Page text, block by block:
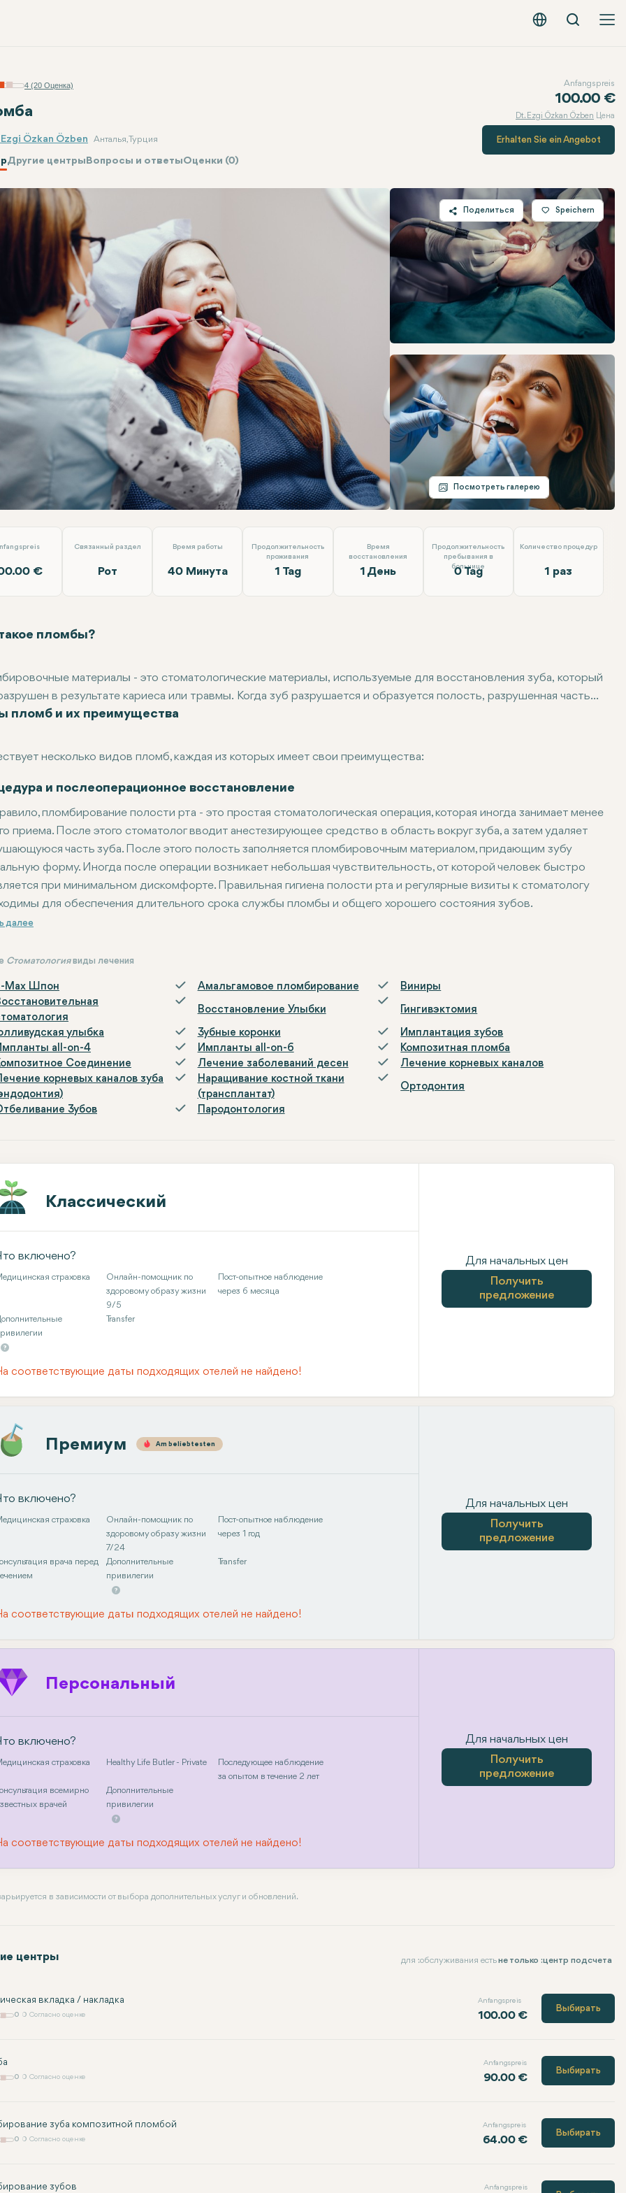
Русский - EUR
Вызов
4 (20 Оценка)
Özkan Özben Анталья, Турция
Другие центрыВопросы и ответыОценки (0)
Anfangspreis
100.00 €
Dt. Ezgi Özkan Özben Цена
Erhalten Sie ein Angebot
Поделиться
Twitter
Facebook
Linkedin
WhatsApp
Telegram
Электронная почта
Speichern
Посмотреть галерею
€
Связанный раздел
Рот
Время работы
40 Минута
Продолжительность
проживания
1 Tag
Время
восстановления
1 День
Продолжительность
пребывания в
больнице
0 Tag
Количество процедур
1 раз
пломбы?
материалы - это стоматологические материалы, используемые для восстановления зуба, который
в результате кариеса или травмы. Когда зуб разрушается и образуется полость, разрушенная часть
а образовавшееся пространство заполняется восстановительным материалом. Пломбы не только
Наиболее распространенные пломбировочные материалы содержат амальгаму, композитные смолы,
пломб и их преимущества
несколько видов пломб, каждая из которых имеет свои преимущества:
из амальгамыизготавливаются из смеси металлов. Они прочные, но по разумной цене, однако не совсем
пломбы
прочны и долговечны, поэтому их изнашивание обычно занимает много времени. Это также
пломба:Эта категория пломб достаточно прочная, долговечная и эстетичная, в результате она выглядит
и послеоперационное восстановление
пломбирование полости рта - это простая стоматологическая операция, которая иногда занимает менее
приема. После этого стоматолог вводит анестезирующее средство в область вокруг зуба, а затем удаляет
часть зуба. После этого полость заполняется пломбировочным материалом, придающим зубу
форму. Иногда после операции возникает небольшая чувствительность, от которой человек быстро
при минимальном дискомфорте. Правильная гигиена полости рта и регулярные визиты к стоматологу
для обеспечения длительного срока службы пломбы и общего хорошего состояния зубов.
Стоматологиявиды лечения
Max Шпон Амальгамовое пломбирование
Виниры
Восстановление Улыбки Гингивэктомия
улыбка Зубные коронки
Имплантация зубов
all-on-4
Импланты all-on-6
Композитная пломба
Соединение
Лечение заболеваний десен
Лечение корневых каналов
корневых каналов зуба
Наращивание костной ткани
(трансплантат)
Ортодонтия
Зубов Пародонтология
Классический
включено?
страховка
Онлайн-помощник по
здоровому образу жизни
9/5
Пост-опытное наблюдение
через 6 месяца
Transfer
соответствующие даты подходящих отелей не найдено!
Для начальных цен
Получить
предложение
Премиум Am beliebtesten
включено?
страховка
Онлайн-помощник по
здоровому образу жизни
7/24
Пост-опытное наблюдение
через 1 год
врача перед
Дополнительные
привилегии
Transfer
соответствующие даты подходящих отелей не найдено!
Для начальных цен
Получить
предложение
Персональный
включено?
страховка Healthy Life Butler - Private
Последующее наблюдение
за опытом в течение 2 лет
всемирно
врачей
Дополнительные
привилегии
соответствующие даты подходящих отелей не найдено!
Для начальных цен
Получить
предложение
в зависимости от выбора дополнительных услуг и обновлений.
центры для :обслуживания естьне только :центр подсчета
вкладка / накладка
0 0 Согласно оценке
Anfangspreis
100.00 €
Выбирать
0 0 Согласно оценке
Anfangspreis
90.00 €
Выбирать
зуба композитной пломбой
0 0 Согласно оценке
Anfangspreis
64.00 €
Выбирать
зубов Anfangspreis